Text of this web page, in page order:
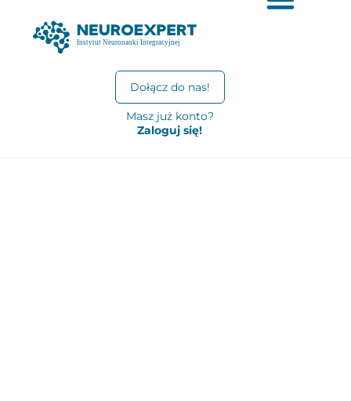
Dołącz do nas!
Masz już konto?
Zaloguj się!